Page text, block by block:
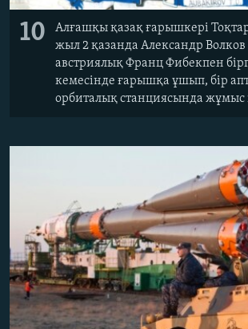
10
Алғашқы қазақ ғарышкері Тоқтар
жыл 2 қазанда Александр
австриялық Франц Фибекпен
кемесінде ғарышқа ұшып, бір
орбиталық станциясында жұмыс